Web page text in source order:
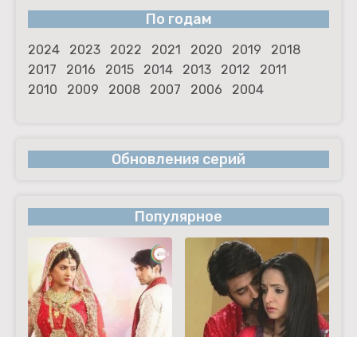
По годам
2024 2023 2022 2021 2020 2019
2018
2017
2016 2015 2014 2013 2012
2011
2010
2009 2008 2007 2006 2004
Обновления серий
Популярное